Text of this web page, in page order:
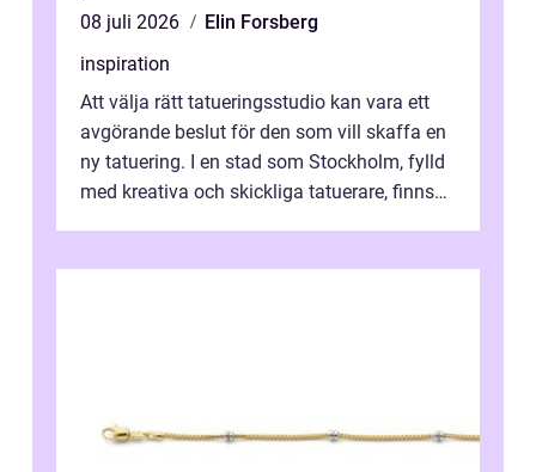
08 juli 2026
Elin Forsberg
inspiration
Att välja rätt tatueringsstudio kan vara ett
avgörande beslut för den som vill skaffa en
ny tatuering. I en stad som Stockholm, fylld
med kreativa och skickliga tatuerare, finns